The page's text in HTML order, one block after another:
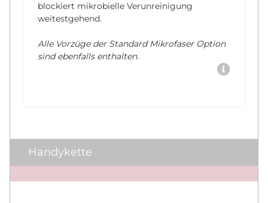
blockiert mikrobielle Verunreinigung
weitestgehend.
Alle Vorzüge der Standard Mikrofaser Option
sind ebenfalls enthalten.
Handykette
x